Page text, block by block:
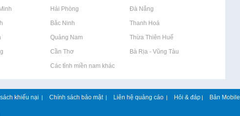
Rao vặt tại Hải Phòng Rao vặt tại Đà Nẵng
Rao vặt tại Bắc Ninh Rao vặt tại Thanh Hoá
Rao vặt tại Quảng Nam Rao vặt tại Thừa Thiên Huế
Rao vặt tại Cần Thơ Rao vặt tại Bà Rịa - Vũng Tàu
Rao vặt tại Các tỉnh miền nam khác
khiếu nại | Chính sách bảo mật | Liên hệ quảng cáo | Hỏi & đáp | Bản Mobile